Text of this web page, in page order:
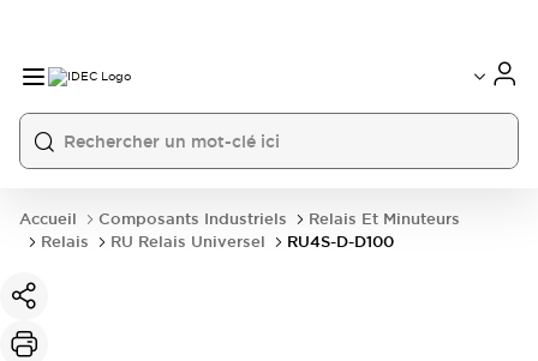
Accueil Composants Industriels
Relais Et Minuteurs
Relais
RU Relais Universel RU4S-D-D100